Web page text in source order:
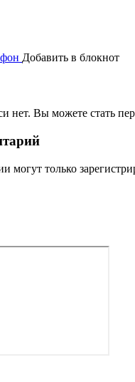
Добавить в блокнот
нет. Вы можете стать
могут только